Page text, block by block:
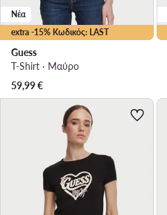
extra -15% Κωδικός: LAST
Νέα
Guess
T-Shirt · Μαύρο
59,99€